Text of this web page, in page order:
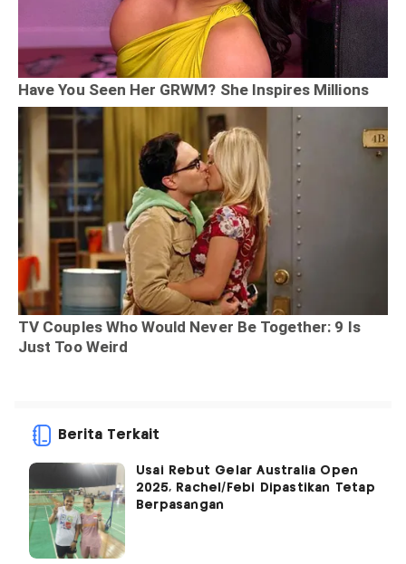
Berita Terkait
Usai Rebut Gelar Australia Open
2025, Rachel/Febi Dipastikan Tetap
Berpasangan